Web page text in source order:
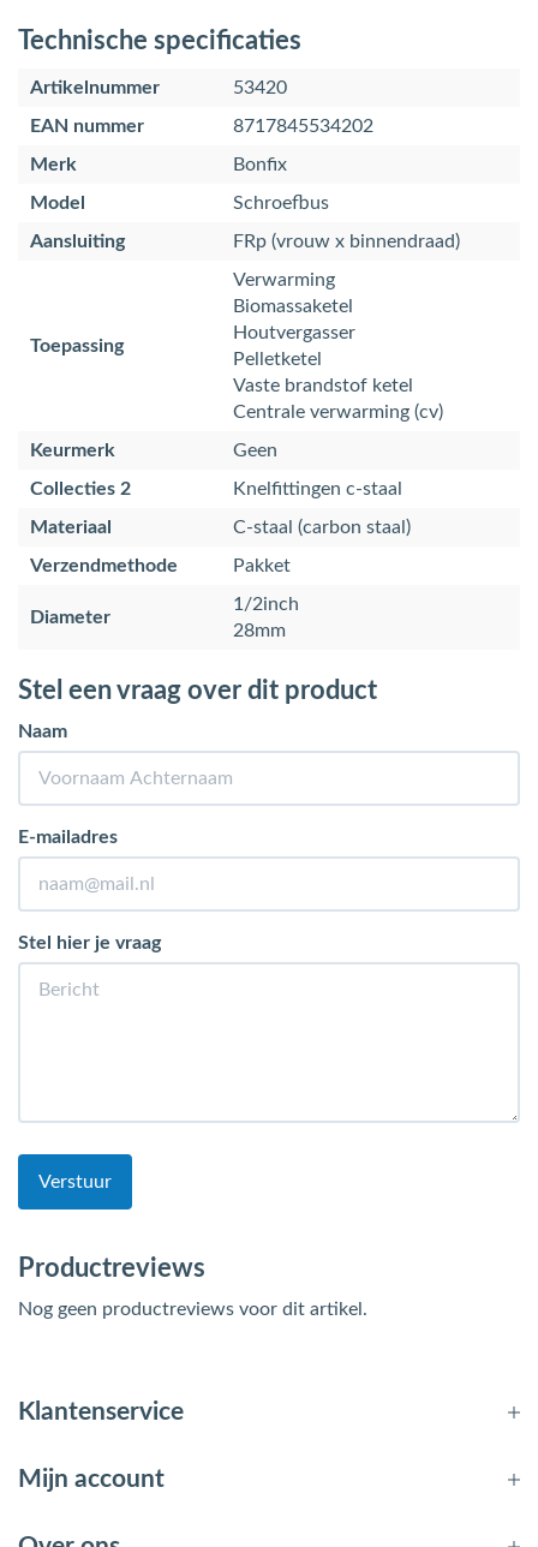
Technische specificaties
Artikelnummer
53420
EAN nummer
8717845534202
Merk
Bonfix
Model
Schroefbus
Aansluiting
FRp (vrouw x binnendraad)
Toepassing
Verwarming
Biomassaketel
Houtvergasser
Pelletketel
Vaste brandstof ketel
Centrale verwarming (cv)
Keurmerk
Geen
Collecties 2
Knelfittingen c-staal
Materiaal
C-staal (carbon staal)
Verzendmethode
Pakket
Diameter
1/2inch
28mm
Stel een vraag over dit product
Naam
E-mailadres
Stel hier je vraag
Verstuur
Productreviews
Nog geen productreviews voor dit artikel.
Klantenservice
Mijn account